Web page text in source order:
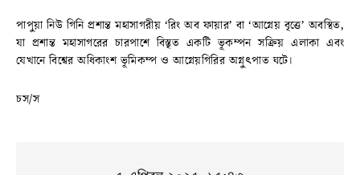
পাপুয়া নিউ গিনি প্রশান্ত মহাসাগরীয় ‘রিং অব ফায়ার’ বা ‘আগ্নেয় বৃত্তে’ অবস্থিত,
যা প্রশান্ত মহাসাগরের চারপাশে বিস্তৃত একটি ভূকম্পন সক্রিয় এলাকা এবং
যেখানে বিশ্বের অধিকাংশ ভূমিকম্প ও আগ্নেয়গিরির অগ্নুৎপাত ঘটে।
চস/স